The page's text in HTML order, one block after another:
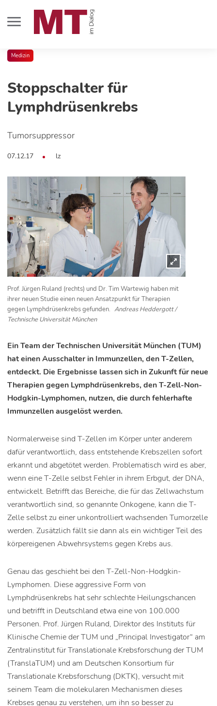
Medizin
Stoppschalter für
Lymphdrüsenkrebs
Tumorsuppressor
07.12.17 lz
Prof. Jürgen Ruland (rechts) und Dr. Tim Wartewig haben mit
ihrer neuen Studie einen neuen Ansatzpunkt für Therapien
gegen Lymphdrüsenkrebs gefunden. Andreas Heddergott /
Technische Universität München
Ein Team der Technischen Universität München (TUM)
hat einen Ausschalter in Immunzellen, den T-Zellen,
entdeckt. Die Ergebnisse lassen sich in Zukunft für neue
Therapien gegen Lymphdrüsenkrebs, den T-Zell-Non-
Hodgkin-Lymphomen, nutzen, die durch fehlerhafte
Immunzellen ausgelöst werden.
Normalerweise sind T-Zellen im Körper unter anderem
dafür verantwortlich, dass entstehende Krebszellen sofort
erkannt und abgetötet werden. Problematisch wird es aber,
wenn eine T-Zelle selbst Fehler in ihrem Erbgut, der DNA,
entwickelt. Betrifft das Bereiche, die für das Zellwachstum
verantwortlich sind, so genannte Onkogene, kann die T-
Zelle selbst zu einer unkontrolliert wachsenden Tumorzelle
werden. Zusätzlich fällt sie dann als ein wichtiger Teil des
körpereigenen Abwehrsystems gegen Krebs aus.
Genau das geschieht bei den T-Zell-Non-Hodgkin-
Lymphomen. Diese aggressive Form von
Lymphdrüsenkrebs hat sehr schlechte Heilungschancen
und betrifft in Deutschland etwa eine von 100.000
Personen. Prof. Jürgen Ruland, Direktor des Instituts für
Klinische Chemie der TUM und „Principal Investigator“ am
Zentralinstitut für Translationale Krebsforschung der TUM
(TranslaTUM) und am Deutschen Konsortium für
Translationale Krebsforschung (DKTK), versucht mit
seinem Team die molekularen Mechanismen dieses
Krebses genau zu verstehen, um ihn so besser zu